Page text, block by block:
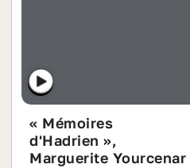
« Mémoires
d'Hadrien »,
Marguerite Yourcenar